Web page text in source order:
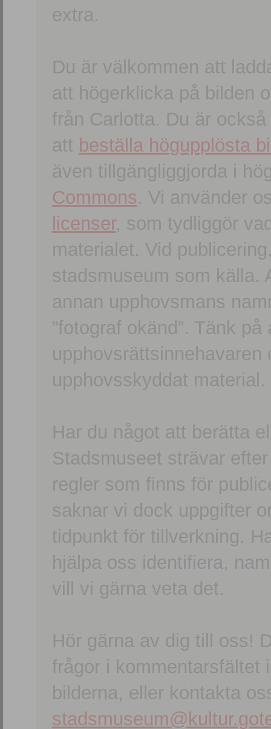
extra.
Du är välkommen att
att högerklicka på bilden
från Carlotta. Du är
att beställa högupplösta
även tillgängliggjorda i
Commons. Vi använder
licenser, som tydliggör
materialet. Vid
stadsmuseum som källa.
annan upphovsmans
”fotograf okänd”. Tänk
upphovsskyddat material.
Har du något att berätta
Stadsmuseet strävar
regler som finns för
saknar vi dock uppgifter
tidpunkt för tillverkning.
hjälpa oss identifiera,
vill vi gärna veta det.
Hör gärna av dig till oss!
frågor i kommentarsfältet
bilderna, eller kontakta